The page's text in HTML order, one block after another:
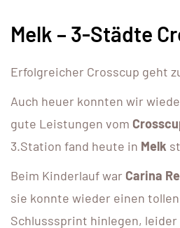
Melk – 3-Städte
Erfolgreicher Crosscup geht
Auch heuer konnten wir
gute Leistungen vom
3.Station fand heute in Melk
Beim Kinderlauf war Carina
sie konnte wieder einen
Schlusssprint hinlegen, leider